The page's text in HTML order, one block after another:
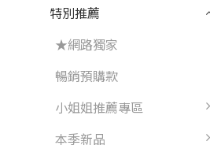
特別推薦
★網路獨家
暢銷預購款
小姐姐推薦專區
本季新品